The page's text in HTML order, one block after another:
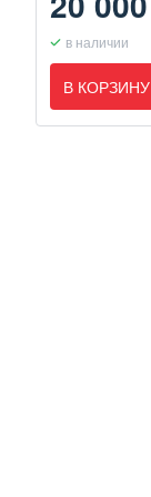
в наличии
В КОРЗИНУ